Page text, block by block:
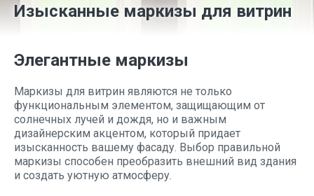
Изысканные маркизы для витрин
Элегантные маркизы
Маркизы для витрин являются не только
функциональным элементом, защищающим от
солнечных лучей и дождя, но и важным
дизайнерским акцентом, который придает
изысканность вашему фасаду. Выбор правильной
маркизы способен преобразить внешний вид здания
и создать уютную атмосферу.